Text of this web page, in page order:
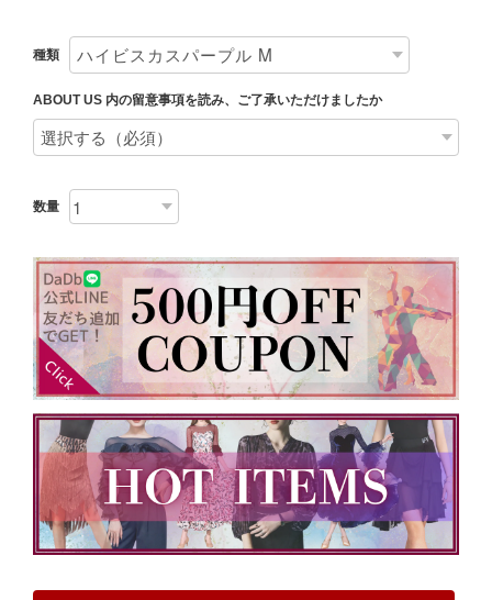
種類
ABOUT US 内の留意事項を読み、ご了承いただけましたか
数量